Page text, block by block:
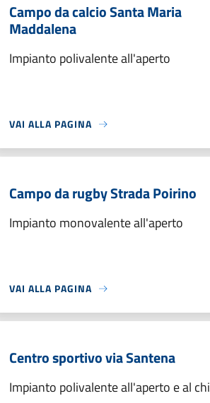
Campo da calcio Santa Maria
Maddalena
Impianto polivalente all'aperto
VAI ALLA PAGINA
Campo da rugby Strada Poirino
Impianto monovalente all'aperto
VAI ALLA PAGINA
Centro sportivo via Santena
Impianto polivalente all'aperto e al